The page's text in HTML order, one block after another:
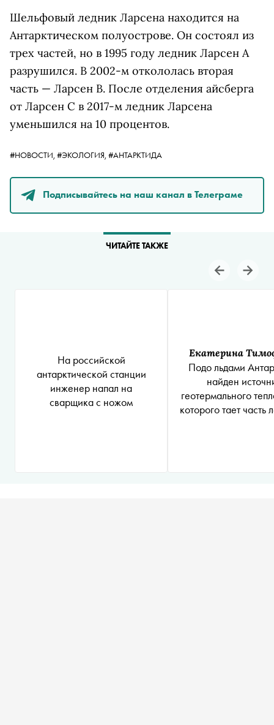
Шельфовый ледник Ларсена находится на
Антарктическом полуострове. Он состоял из
трех частей, но в 1995 году ледник Ларсен А
разрушился. В 2002-м откололась вторая
часть — Ларсен В. После отделения айсберга
от Ларсен С в 2017-м ледник Ларсена
уменьшился на 10 процентов.
#НОВОСТИ, #ЭКОЛОГИЯ, #АНТАРКТИДА
Подписывайтесь на наш канал в Телеграме
ЧИТАЙТЕ ТАКЖЕ
На российской
антарктической станции
инженер напал на
сварщика с ножом
Екатерина
Подо льдами
найден
геотермального
которого тает часть